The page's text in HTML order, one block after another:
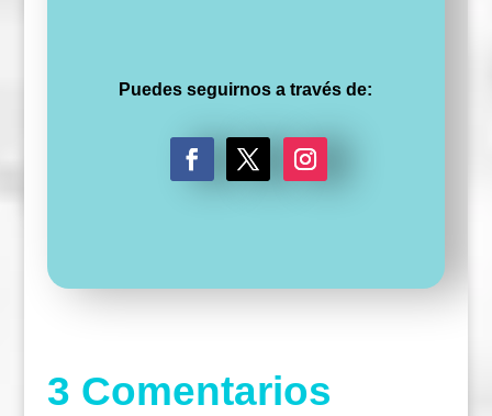
Puedes seguirnos a través de:
3 Comentarios